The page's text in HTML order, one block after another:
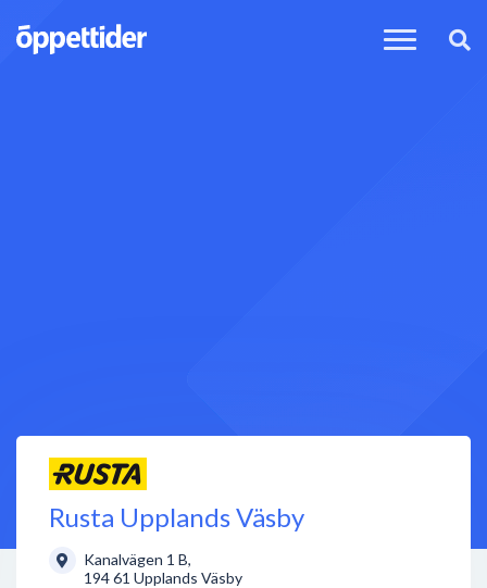
Rusta Upplands Väsby
Kanalvägen 1 B,
194 61 Upplands Väsby